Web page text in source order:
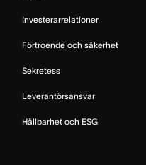
Investerarrelationer
Förtroende och säkerhet
Sekretess
Leverantörsansvar
Hållbarhet och ESG